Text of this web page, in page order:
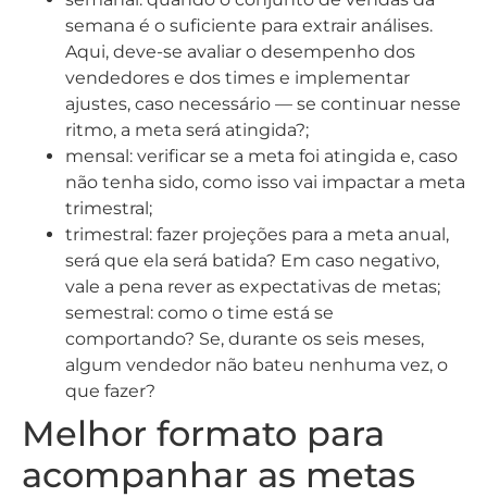
semana é o suficiente para extrair análises.
Aqui, deve-se avaliar o desempenho dos
vendedores e dos times e implementar
ajustes, caso necessário — se continuar nesse
ritmo, a meta será atingida?;
mensal: verificar se a meta foi atingida e, caso
não tenha sido, como isso vai impactar a meta
trimestral;
trimestral: fazer projeções para a meta anual,
será que ela será batida? Em caso negativo,
vale a pena rever as expectativas de metas;
semestral: como o time está se
comportando? Se, durante os seis meses,
algum vendedor não bateu nenhuma vez, o
que fazer?
Melhor formato para
acompanhar as metas